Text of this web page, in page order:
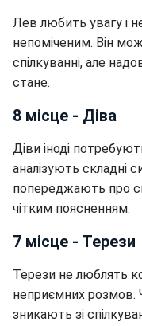
Лев любить увагу і
непоміченим. Він
спілкуванні, але
стане.
8 місце - Діва
Діви іноді
аналізують складні
попереджають про
чітким поясненням.
7 місце - Терези
Терези не люблять
неприємних розмов.
зникають зі